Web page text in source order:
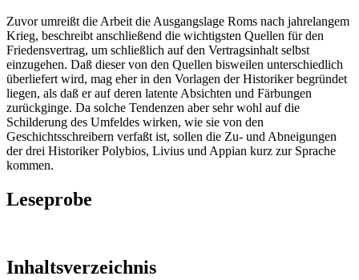
Zuvor umreißt die Arbeit die Ausgangslage Roms nach jahrelangem
Krieg, beschreibt anschließend die wichtigsten Quellen für den
Friedensvertrag, um schließlich auf den Vertragsinhalt selbst
einzugehen. Daß dieser von den Quellen bisweilen unterschiedlich
überliefert wird, mag eher in den Vorlagen der Historiker begründet
liegen, als daß er auf deren latente Absichten und Färbungen
zurückginge. Da solche Tendenzen aber sehr wohl auf die
Schilderung des Umfeldes wirken, wie sie von den
Geschichtsschreibern verfaßt ist, sollen die Zu- und Abneigungen
der drei Historiker Polybios, Livius und Appian kurz zur Sprache
kommen.
Leseprobe
Inhaltsverzeichnis